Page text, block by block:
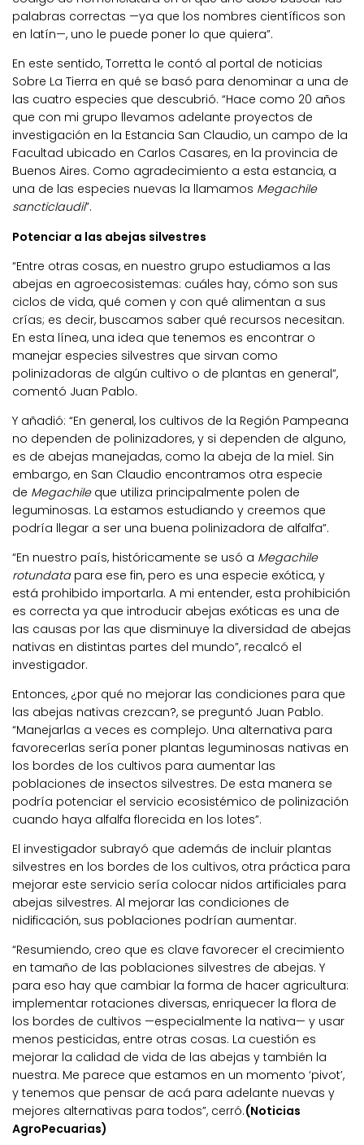
palabras correctas —ya que los nombres científicos son
en latín—, uno le puede poner lo que quiera”.
En este sentido, Torretta le contó al portal de noticias
Sobre La Tierra en qué se basó para denominar a una de
las cuatro especies que descubrió. “Hace como 20 años
que con mi grupo llevamos adelante proyectos de
investigación en la Estancia San Claudio, un campo de la
Facultad ubicado en Carlos Casares, en la provincia de
Buenos Aires. Como agradecimiento a esta estancia, a
una de las especies nuevas la llamamos Megachile
sancticlaudii”.
Potenciar a las abejas silvestres
“Entre otras cosas, en nuestro grupo estudiamos a las
abejas en agroecosistemas: cuáles hay, cómo son sus
ciclos de vida, qué comen y con qué alimentan a sus
crías; es decir, buscamos saber qué recursos necesitan.
En esta línea, una idea que tenemos es encontrar o
manejar especies silvestres que sirvan como
polinizadoras de algún cultivo o de plantas en general”,
comentó Juan Pablo.
Y añadió: “En general, los cultivos de la Región Pampeana
no dependen de polinizadores, y si dependen de alguno,
es de abejas manejadas, como la abeja de la miel. Sin
embargo, en San Claudio encontramos otra especie
de Megachileque utiliza principalmente polen de
leguminosas. La estamos estudiando y creemos que
podría llegar a ser una buena polinizadora de alfalfa”.
“En nuestro país, históricamente se usó a Megachile
rotundatapara ese fin, pero es una especie exótica, y
está prohibido importarla. A mi entender, esta prohibición
es correcta ya que introducir abejas exóticas es una de
las causas por las que disminuye la diversidad de abejas
nativas en distintas partes del mundo”, recalcó el
investigador.
Entonces, ¿por qué no mejorar las condiciones para que
las abejas nativas crezcan?, se preguntó Juan Pablo.
“Manejarlas a veces es complejo. Una alternativa para
favorecerlas sería poner plantas leguminosas nativas en
los bordes de los cultivos para aumentar las
poblaciones de insectos silvestres. De esta manera se
podría potenciar el servicio ecosistémico de polinización
cuando haya alfalfa florecida en los lotes”.
El investigador subrayó que además de incluir plantas
silvestres en los bordes de los cultivos, otra práctica para
mejorar este servicio sería colocar nidos artificiales para
abejas silvestres. Al mejorar las condiciones de
nidificación, sus poblaciones podrían aumentar.
“Resumiendo, creo que es clave favorecer el crecimiento
en tamaño de las poblaciones silvestres de abejas. Y
para eso hay que cambiar la forma de hacer agricultura:
implementar rotaciones diversas, enriquecer la flora de
los bordes de cultivos —especialmente la nativa— y usar
menos pesticidas, entre otras cosas. La cuestión es
mejorar la calidad de vida de las abejas y también la
nuestra. Me parece que estamos en un momento ‘pivot’,
y tenemos que pensar de acá para adelante nuevas y
mejores alternativas para todos”, cerró.(Noticias
AgroPecuarias)